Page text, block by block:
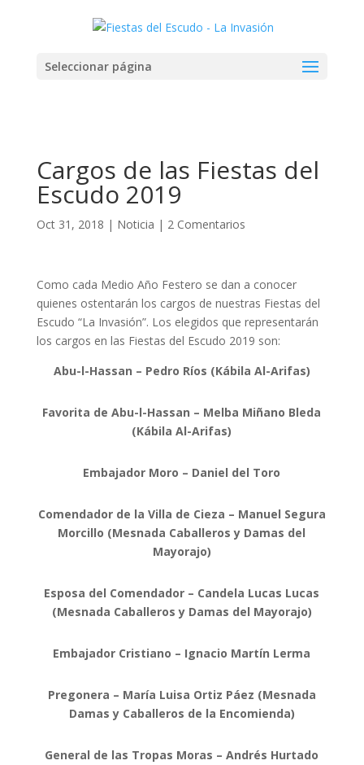
Seleccionar página
Cargos de las Fiestas del
Escudo 2019
Oct 31, 2018 | Noticia | 2 Comentarios
Como cada Medio Año Festero se dan a conocer
quienes ostentarán los cargos de nuestras Fiestas del
Escudo “La Invasión”. Los elegidos que representarán
los cargos en las Fiestas del Escudo 2019 son:
Abu-l-Hassan – Pedro Ríos (Kábila Al-Arifas)
Favorita de Abu-l-Hassan – Melba Miñano Bleda
(Kábila Al-Arifas)
Embajador Moro – Daniel del Toro
Comendador de la Villa de Cieza – Manuel Segura
Morcillo (Mesnada Caballeros y Damas del
Mayorajo)
Esposa del Comendador – Candela Lucas Lucas
(Mesnada Caballeros y Damas del Mayorajo)
Embajador Cristiano – Ignacio Martín Lerma
Pregonera – María Luisa Ortiz Páez (Mesnada
Damas y Caballeros de la Encomienda)
General de las Tropas Moras – Andrés Hurtado